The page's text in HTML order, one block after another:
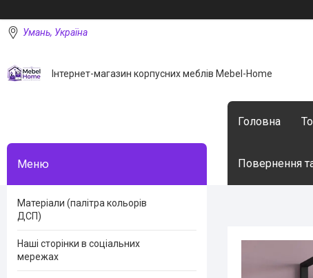
Умань, Україна
Інтернет-магазин корпусних меблів Mebel-Home
Головна
Повернення
Матеріали (палітра кольорів
ДСП)
Наші сторінки в соціальних
мережах